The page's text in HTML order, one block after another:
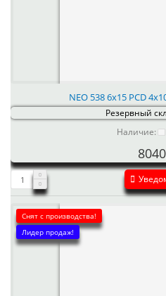
NEO 538 6x15 PCD
Резервный
Наличие:
Снят с производства!
Лидер продаж!